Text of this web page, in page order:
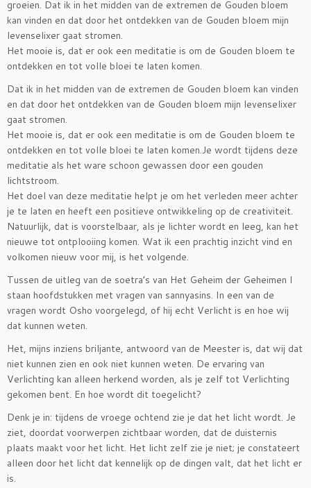
groeien. Dat ik in het midden van de extremen de Gouden bloem
kan vinden en dat door het ontdekken van de Gouden bloem mijn
levenselixer gaat stromen.
Het mooie is, dat er ook een meditatie is om de Gouden bloem te
ontdekken en tot volle bloei te laten komen.
Dat ik in het midden van de extremen de Gouden bloem kan vinden
en dat door het ontdekken van de Gouden bloem mijn levenselixer
gaat stromen.
Het mooie is, dat er ook een meditatie is om de Gouden bloem te
ontdekken en tot volle bloei te laten komen.Je wordt tijdens deze
meditatie als het ware schoon gewassen door een gouden
lichtstroom.
Het doel van deze meditatie helpt je om het verleden meer achter
je te laten en heeft een positieve ontwikkeling op de creativiteit.
Natuurlijk, dat is voorstelbaar, als je lichter wordt en leeg, kan het
nieuwe tot ontplooiing komen. Wat ik een prachtig inzicht vind en
volkomen nieuw voor mij, is het volgende.
Tussen de uitleg van de soetra’s van Het Geheim der Geheimen I
staan hoofdstukken met vragen van sannyasins. In een van de
vragen wordt Osho voorgelegd, of hij echt Verlicht is en hoe wij
dat kunnen weten.
Het, mijns inziens briljante, antwoord van de Meester is, dat wij dat
niet kunnen zien en ook niet kunnen weten. De ervaring van
Verlichting kan alleen herkend worden, als je zelf tot Verlichting
gekomen bent. En hoe wordt dit toegelicht?
Denk je in: tijdens de vroege ochtend zie je dat het licht wordt. Je
ziet, doordat voorwerpen zichtbaar worden, dat de duisternis
plaats maakt voor het licht. Het licht zelf zie je niet; je constateert
alleen door het licht dat kennelijk op de dingen valt, dat het licht er
is.